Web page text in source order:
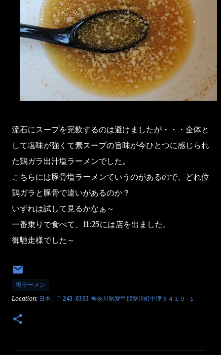
流石にスープを完飲するのは避けましたが・・・全体と
して塩味が強くて素スープの旨味が今ひとつに感じられ
た鶏ガラ出汁塩ラーメンでした。
こちらには豚骨塩ラーメンていうのがあるので、どれ位
鶏ガラと豚骨で違いがあるのか？
いずれは試して見るかなぁ～
一番乗りで食べて、11:25には店を出ました。
御馳走様でした～
塩ラーメン
Location: 日本、〒243-0303 神奈川県愛甲郡愛川町中津３４１９−１